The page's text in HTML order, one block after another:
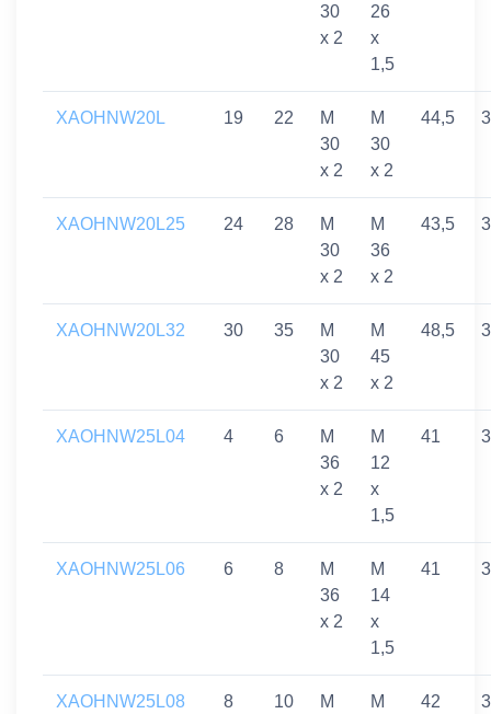
30
x 2
26
x
1,5
XAOHNW20L 19 22
M
30
x 2
M
30
x 2
44,5
XAOHNW20L25 24 28
M
30
x 2
M
36
x 2
43,5
XAOHNW20L32 30 35
M
30
x 2
M
45
x 2
48,5
XAOHNW25L04 4 6
M
36
x 2
M
12
x
1,5
41
XAOHNW25L06 6 8
M
36
x 2
M
14
x
1,5
41
XAOHNW25L08 8 10
M
M
42